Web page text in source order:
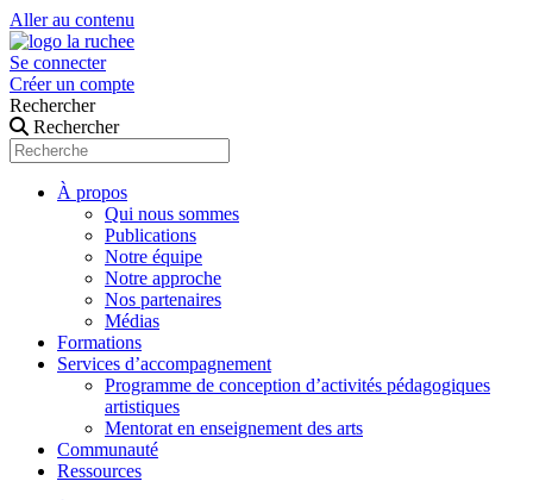
Aller au contenu
Se connecter
Créer un compte
Rechercher
Rechercher
À propos
Qui nous sommes
Publications
Notre équipe
Notre approche
Nos partenaires
Médias
Formations
Services d’accompagnement
Programme de conception d’activités pédagogiques
artistiques
Mentorat en enseignement des arts
Communauté
Ressources